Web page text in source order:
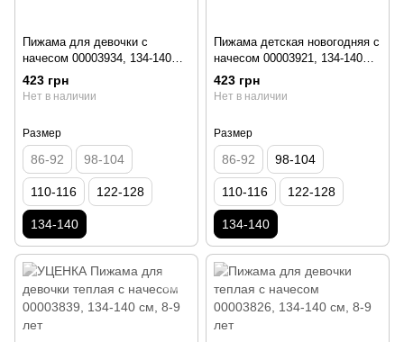
Пижама для девочки с
начесом 00003934, 134-140
см, 8-9 лет
423 грн
Нет в наличии
Размер
86-92 98-104
110-116 122-128
134-140
Пижама детская новогодняя с
начесом 00003921, 134-140
см, 8-9 лет
423 грн
Нет в наличии
Размер
86-92 98-104
110-116 122-128
134-140